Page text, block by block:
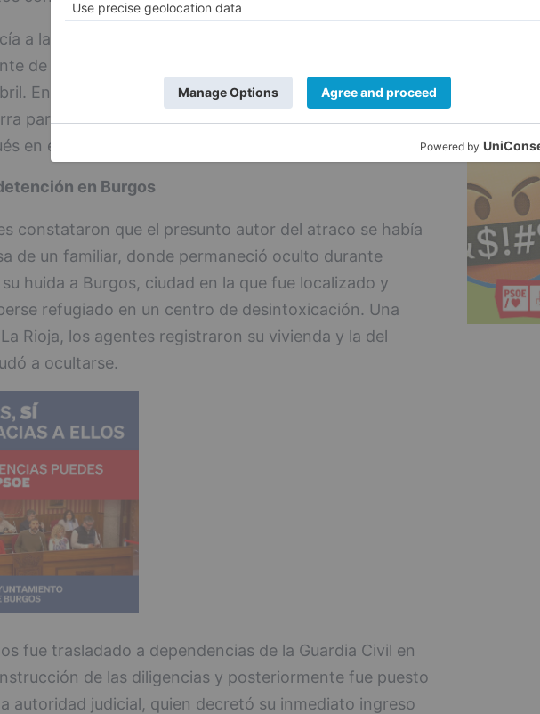
a la perfección el funcionamiento de la oficina
de la misma y ya la había asaltado a finales del
En esa ocasión cubrió su rostro con mascarilla,
para conseguir robar 3.000 euros, siendo detenido
en el mes de mayo.
en Burgos
constataron que el presunto autor del atraco se había
de un familiar, donde permaneció oculto durante
huida a Burgos, ciudad en la que fue localizado y
refugiado en un centro de desintoxicación. Una
Rioja, los agentes registraron su vivienda y la del
a ocultarse.
fue trasladado a dependencias de la Guardia Civil en
de las diligencias y posteriormente fue puesto
autoridad judicial, quien decretó su inmediato ingreso